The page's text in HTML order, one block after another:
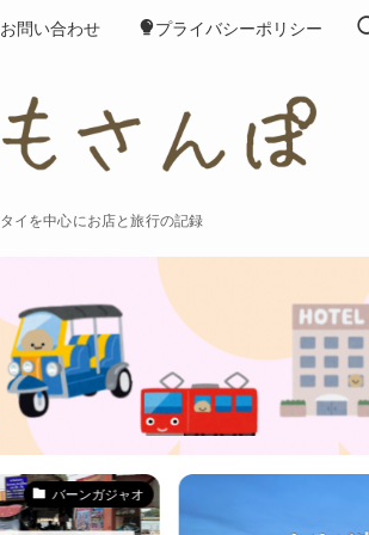
タイを中心にお店と旅行の記録
お問い合わせ プライバシーポリシー